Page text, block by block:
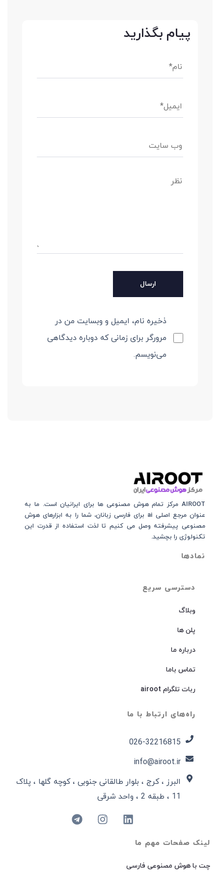
پیام بگذارید
ذخیره نام، ایمیل و وبسایت من در
مرورگر برای زمانی که دوباره دیدگاهی
می‌نویسم.
لینک صفحات مهم ما
چت با هوش مصنوعی فارسی
دسترسی سریع
وبلاگ
پلن ها
درباره ما
تماس باما
ربات تلگرام airoot
راه‌های ارتباط با ما
026-32216815​
info@airoot.ir
البرز ، کرج ، بلوار طالقانی جنوبی ، کوچه گلها ، پلاک
11 ، طبقه 2 ، واحد شرقی
AIROOT مرکز تمام هوش مصنوعی‌‌‌ ها برای ایرانیان است. ما به
عنوان مرجع اصلی ai برای فارسی زبانان، شما را به ابزارهای هوش
مصنوعی پیشرفته وصل می کنیم تا لذت استفاده از قدرت این
تکنولوژی را بچشید.
نمادها